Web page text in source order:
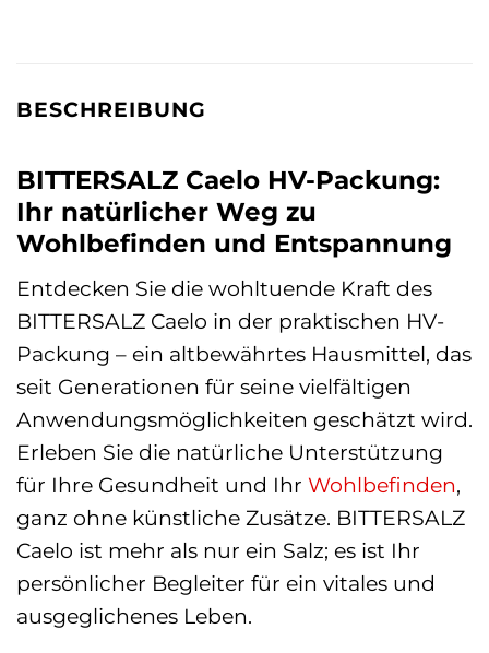
BESCHREIBUNG
BITTERSALZ Caelo HV-Packung:
Ihr natürlicher Weg zu
Wohlbefinden und Entspannung
Entdecken Sie die wohltuende Kraft des
BITTERSALZ Caelo in der praktischen HV-
Packung – ein altbewährtes Hausmittel, das
seit Generationen für seine vielfältigen
Anwendungsmöglichkeiten geschätzt wird.
Erleben Sie die natürliche Unterstützung
für Ihre Gesundheit und Ihr Wohlbefinden,
ganz ohne künstliche Zusätze. BITTERSALZ
Caelo ist mehr als nur ein Salz; es ist Ihr
persönlicher Begleiter für ein vitales und
ausgeglichenes Leben.